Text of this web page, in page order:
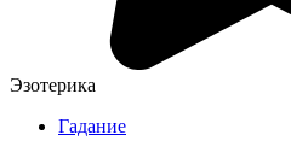
Эзотерика
Гадание